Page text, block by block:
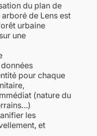
du plan de
de Lens est
urbaine
une
pour chaque
(nature du
les
et